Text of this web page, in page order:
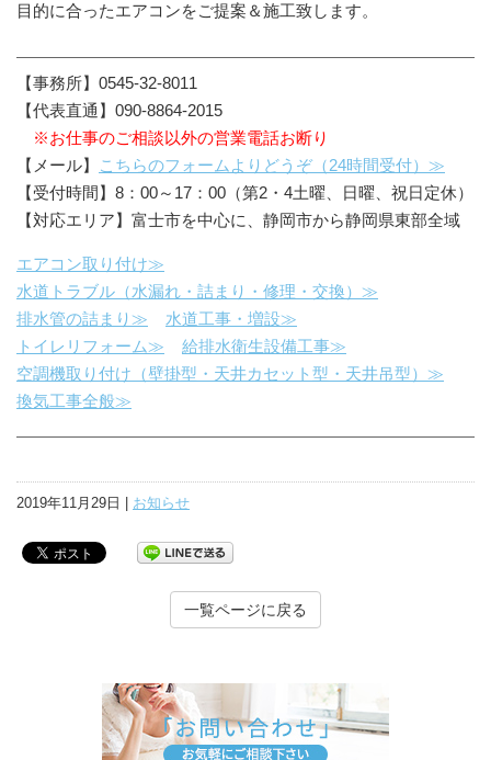
目的に合ったエアコンをご提案＆施工致します。
【事務所】0545-32-8011
【代表直通】090-8864-2015
※お仕事のご相談以外の営業電話お断り
【メール】
こちらのフォームよりどうぞ（24時間受付）≫
【受付時間】8：00～17：00（第2・4土曜、日曜、祝日定休）
【対応エリア】富士市を中心に、静岡市から静岡県東部全域
エアコン取り付け≫
水道トラブル（水漏れ・詰まり・修理・交換）≫
排水管の詰まり≫
水道工事・増設≫
トイレリフォーム≫
給排水衛生設備工事≫
空調機取り付け（壁掛型・天井カセット型・天井吊型）≫
換気工事全般≫
2019年11月29日 | お知らせ
一覧ページに戻る